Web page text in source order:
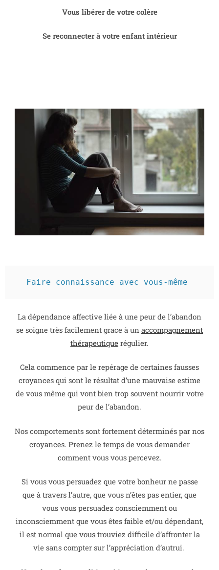
Vous libérer de votre colère
Se reconnecter à votre enfant intérieur
Faire connaissance avec vous-même
La dépendance affective liée à une peur de l’abandon
se soigne très facilement grace à un accompagnement
thérapeutique régulier.
Cela commence par le repérage de certaines fausses
croyances qui sont le résultat d’une mauvaise estime
de vous même qui vont bien trop souvent nourrir votre
peur de l’abandon.
Nos comportements sont fortement déterminés par nos
croyances. Prenez le temps de vous demander
comment vous vous percevez.
Si vous vous persuadez que votre bonheur ne passe
que à travers l’autre, que vous n’êtes pas entier, que
vous vous persuadez consciemment ou
inconsciemment que vous êtes faible et/ou dépendant,
il est normal que vous trouviez difficile d’affronter la
vie sans compter sur l’appréciation d’autrui.